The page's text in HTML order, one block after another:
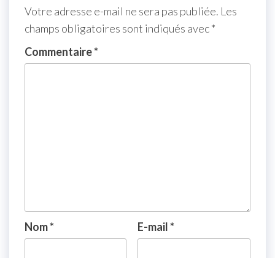
Votre adresse e-mail ne sera pas publiée. Les
champs obligatoires sont indiqués avec*
Commentaire*
Nom* E-mail*